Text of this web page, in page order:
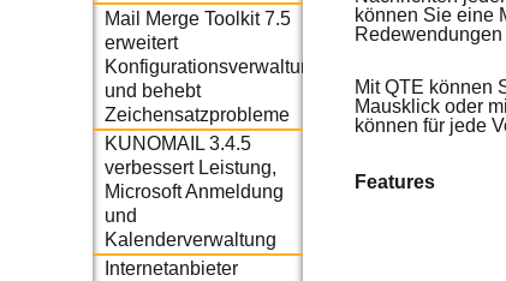
Mail Merge Toolkit 7.5
erweitert
Konfigurationsverwaltung
und behebt
Zeichensatzprobleme
KUNOMAIL 3.4.5
verbessert Leistung,
Microsoft Anmeldung
und
Kalenderverwaltung
Internetanbieter
können Sie eine
Mit QTE können
Mausklick oder
können für jede
Features